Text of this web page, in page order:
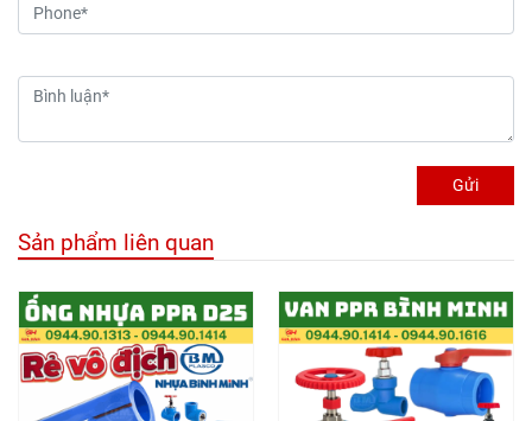
Gửi
Sản phẩm liên quan